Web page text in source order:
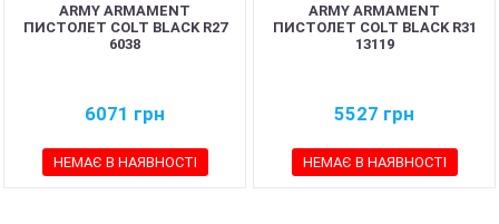
ARMY ARMAMENT
ПИСТОЛЕТ COLT BLACK R27
6038
6071 грн
НЕМАЄ В НАЯВНОСТІ
ARMY ARMAMENT
ПИСТОЛЕТ COLT BLACK R31
13119
5527 грн
НЕМАЄ В НАЯВНОСТІ